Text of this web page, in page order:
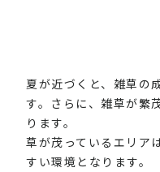
夏が近づくと、雑草の
す。さらに、雑草が繁
ります。
草が茂っているエリア
すい環境となります。